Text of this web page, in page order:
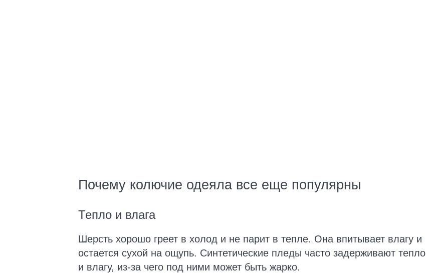
Почему колючие одеяла все еще популярны
Тепло и влага
Шерсть хорошо греет в холод и не парит в тепле. Она впитывает влагу и
остается сухой на ощупь. Синтетические пледы часто задерживают тепло
и влагу, из-за чего под ними может быть жарко.